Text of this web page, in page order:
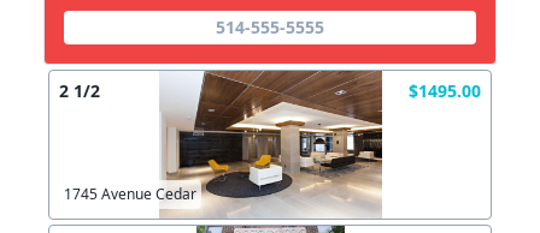
514-555-5555
2 1/2 $1495.00
1745 Avenue Cedar
X Fermer